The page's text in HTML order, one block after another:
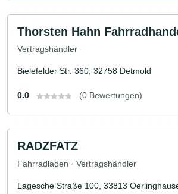
Thorsten Hahn
Vertragshändler
Bielefelder Str. 360, 32758 Detmold
0.0 (0 Bewertungen)
RADZFATZ
Fahrradladen · Vertragshändler
Lagesche Straße 100, 33813